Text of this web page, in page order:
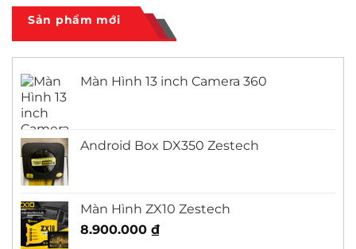
Hình
Outlander
Sản phẩm mới
Màn Hình 13 inch Camera 360
Android Box DX350 Zestech
Màn Hình ZX10 Zestech
8.900.000 ₫